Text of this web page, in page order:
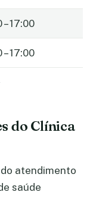
– 17:00
– 17:00
do Clínica
atendimento
saúde